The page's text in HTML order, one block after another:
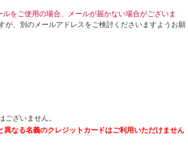
をご使用の場合、メールが届かない場合がございま
が、別のメールアドレスをご検討くださいますようお願
ざいません。
なる名義のクレジットカードはご利用いただけません